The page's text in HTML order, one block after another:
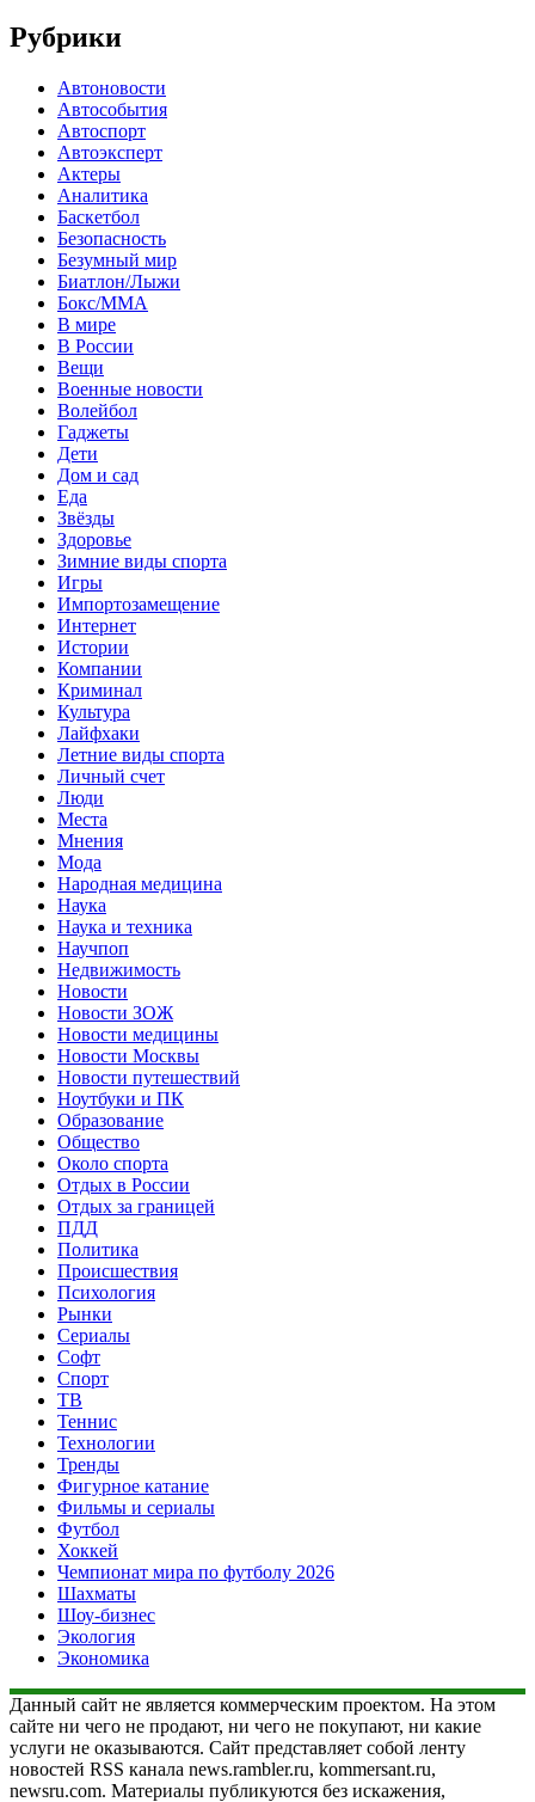
Рубрики
Автоновости
Автособытия
Автоспорт
Автоэксперт
Актеры
Аналитика
Баскетбол
Безопасность
Безумный мир
Биатлон/Лыжи
Бокс/MMA
В мире
В России
Вещи
Военные новости
Волейбол
Гаджеты
Дети
Дом и сад
Еда
Звёзды
Здоровье
Зимние виды спорта
Игры
Импортозамещение
Интернет
Истории
Компании
Криминал
Культура
Лайфхаки
Летние виды спорта
Личный счет
Люди
Места
Мнения
Мода
Народная медицина
Наука
Наука и техника
Научпоп
Недвижимость
Новости
Новости ЗОЖ
Новости медицины
Новости Москвы
Новости путешествий
Ноутбуки и ПК
Образование
Общество
Около спорта
Отдых в России
Отдых за границей
ПДД
Политика
Происшествия
Психология
Рынки
Сериалы
Софт
Спорт
ТВ
Теннис
Технологии
Тренды
Фигурное катание
Фильмы и сериалы
Футбол
Хоккей
Чемпионат мира по футболу 2026
Шахматы
Шоу-бизнес
Экология
Экономика
Данный сайт не является коммерческим проектом. На этом
сайте ни чего не продают, ни чего не покупают, ни какие
услуги не оказываются. Сайт представляет собой ленту
новостей RSS канала news.rambler.ru, kommersant.ru,
newsru.com. Материалы публикуются без искажения,